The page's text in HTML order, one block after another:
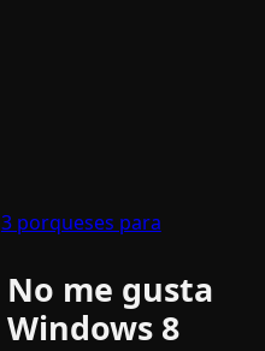
3 porqueses para
No me gusta
Windows 8